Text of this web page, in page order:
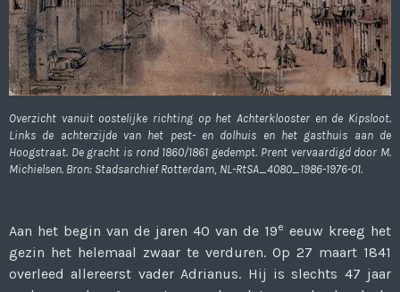
Overzicht vanuit oostelijke richting op het Achterklooster en de Kipsloot.
Links de achterzijde van het pest- en dolhuis en het gasthuis aan de
Hoogstraat. De gracht is rond 1860/1861 gedempt. Prent vervaardigd door M.
Michielsen. Bron: Stadsarchief Rotterdam, NL-RtSA_4080_1986-1976-01.
Aan het begin van de jaren 40 van de 19e eeuw kreeg het
gezin het helemaal zwaar te verduren. Op 27 maart 1841
overleed allereerst vader Adrianus. Hij is slechts 47 jaar